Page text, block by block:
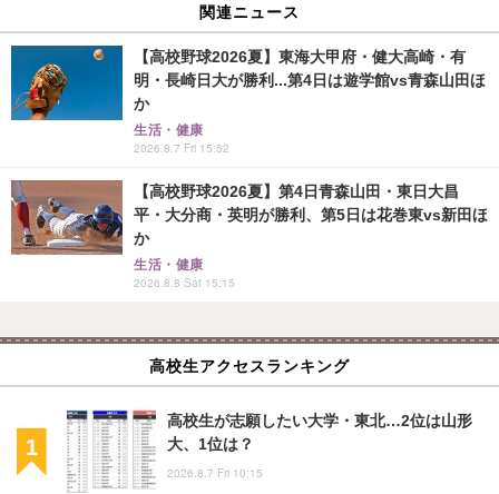
関連ニュース
【高校野球2026夏】東海大甲府・健大高崎・有
明・長崎日大が勝利...第4日は遊学館vs青森山田ほ
か
生活・健康
2026.8.7 Fri 15:52
【高校野球2026夏】第4日青森山田・東日大昌
平・大分商・英明が勝利、第5日は花巻東vs新田ほ
か
生活・健康
2026.8.8 Sat 15:15
高校生アクセスランキング
高校生が志願したい大学・東北…2位は山形
大、1位は？
2026.8.7 Fri 10:15